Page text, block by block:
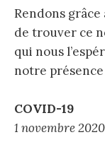
Rendons
de trouver ce
qui nous
notre
COVID-19
1 novembre 2020